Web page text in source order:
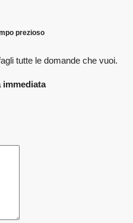
prezioso
tutte le domande che vuoi.
immediata